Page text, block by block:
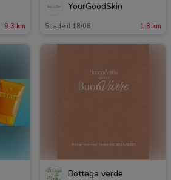
9.3 km
YourGoodSkin
Scade il 18/08 1.8 km
Bottega verde